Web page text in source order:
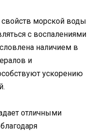
морской воды
с воспалениями
наличием в
и
ускорению
отличными